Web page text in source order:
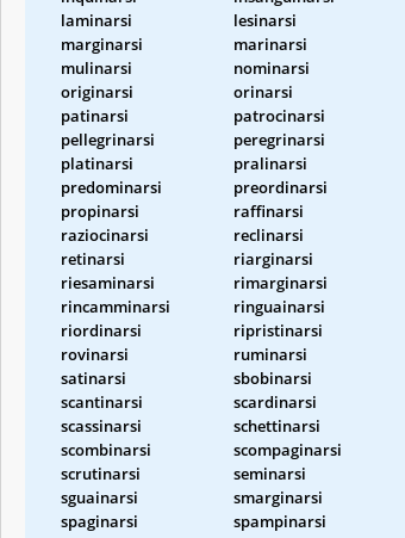
laminarsi
lesinarsi
marginarsi
marinarsi
mulinarsi
nominarsi
originarsi
orinarsi
patinarsi
patrocinarsi
pellegrinarsi
peregrinarsi
platinarsi
pralinarsi
predominarsi
preordinarsi
propinarsi
raffinarsi
raziocinarsi
reclinarsi
retinarsi
riarginarsi
riesaminarsi
rimarginarsi
rincamminarsi
ringuainarsi
riordinarsi
ripristinarsi
rovinarsi
ruminarsi
satinarsi
sbobinarsi
scantinarsi
scardinarsi
scassinarsi
schettinarsi
scombinarsi
scompaginarsi
scrutinarsi
seminarsi
sguainarsi
smarginarsi
spaginarsi
spampinarsi